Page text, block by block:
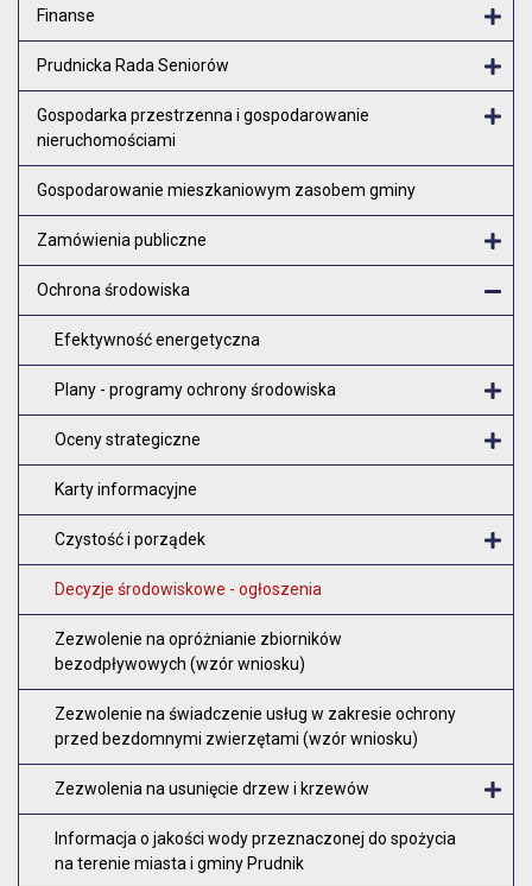
Finanse
Prudnicka Rada Seniorów
Gospodarka przestrzenna i gospodarowanie
nieruchomościami
Gospodarowanie mieszkaniowym zasobem gminy
Zamówienia publiczne
Ochrona środowiska
Efektywność energetyczna
Plany - programy ochrony środowiska
Oceny strategiczne
Karty informacyjne
Czystość i porządek
Decyzje środowiskowe - ogłoszenia
Zezwolenie na opróżnianie zbiorników
bezodpływowych (wzór wniosku)
Zezwolenie na świadczenie usług w zakresie ochrony
przed bezdomnymi zwierzętami (wzór wniosku)
Zezwolenia na usunięcie drzew i krzewów
Informacja o jakości wody przeznaczonej do spożycia
na terenie miasta i gminy Prudnik